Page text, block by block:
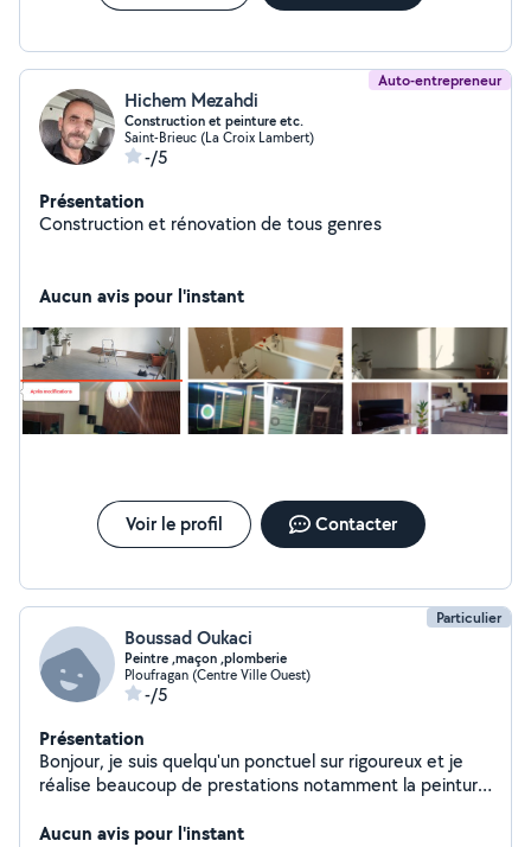
Auto-entrepreneur
Hichem Mezahdi
Construction et peinture etc.
Saint-Brieuc (La Croix Lambert)
-/5
Présentation
Construction et rénovation de tous genres
Aucun avis pour l'instant
Voir le profil Contacter
Particulier
Boussad Oukaci
Peintre ,maçon ,plomberie
Ploufragan (Centre Ville Ouest)
-/5
Présentation
Bonjour, je suis quelqu'un ponctuel sur rigoureux et je
réalise beaucoup de prestations notamment la peinture
disposition à tout moment merci de me contacter
Aucun avis pour l'instant